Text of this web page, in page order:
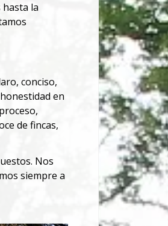
hasta la
conciso,
en
de fincas,
Nos
siempre a